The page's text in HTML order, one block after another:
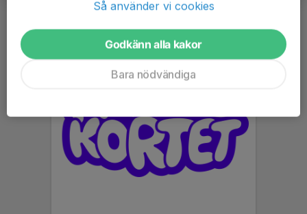
Så använder vi cookies
Godkänn alla kakor
Bara nödvändiga